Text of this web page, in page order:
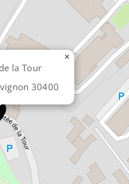
la Tour
30400
×